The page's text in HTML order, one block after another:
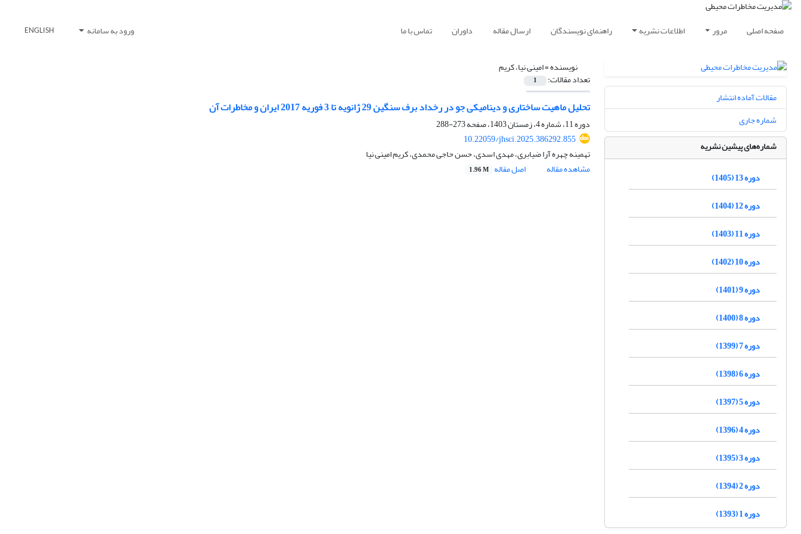
صفحه اصلی مرور اطلاعات نشریه راهنمای نویسندگان ارسال مقاله داوران تماس با ما ورود به سامانه ENGLISH
نویسنده =امینی نیا، کریم
تعداد مقالات: 1
تحلیل ماهیت ساختاری و دینامیکی جو در رخداد برف سنگین 29 ژانویه تا 3 فوریه 2017 ایران و مخاطرات آن
دوره 11، شماره 4، زمستان 1403، صفحه
273-288
10.22059/jhsci.2025.386292.855
تهمینه چهره آرا ضیابری، مهدی اسدی، حسن حاجی محمدی، کریم امینی نیا
مشاهده مقاله
اصل مقاله 1.96 M
مقالات آماده انتشار
شماره جاری
شماره‌های پیشین نشریه
دوره 13 (1405)
دوره 12 (1404)
دوره 11 (1403)
دوره 10 (1402)
دوره 9 (1401)
دوره 8 (1400)
دوره 7 (1399)
دوره 6 (1398)
دوره 5 (1397)
دوره 4 (1396)
دوره 3 (1395)
دوره 2 (1394)
دوره 1 (1393)